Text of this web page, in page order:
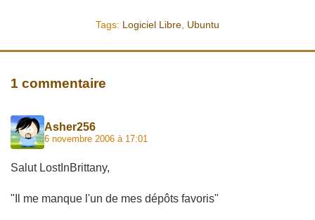
Tags: Logiciel Libre Ubuntu
1 commentaire
Asher256
6 novembre 2006 à 17:01
Salut LostInBrittany,
"Il me manque l'un de mes dépôts favoris"